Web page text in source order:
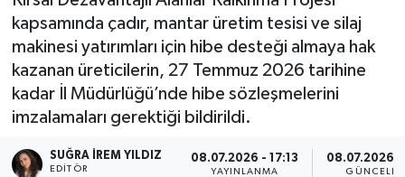
kapsamında çadır, mantar üretim tesisi ve silaj
makinesi yatırımları için hibe desteği almaya hak
kazanan üreticilerin, 27 Temmuz 2026 tarihine
kadar İl Müdürlüğü’nde hibe sözleşmelerini
imzalamaları gerektiği bildirildi.
SUĞRA İREM YILDIZ
EDITÖR
08.07.2026 - 17:13
YAYINLANMA
08.07.2026 -